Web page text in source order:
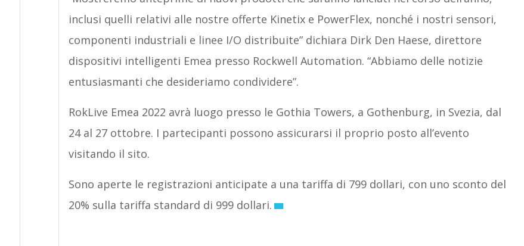
inclusi quelli relativi alle nostre offerte Kinetix e PowerFlex, nonché i nostri sensori,
componenti industriali e linee I/O distribuite” dichiara Dirk Den Haese, direttore
dispositivi intelligenti Emea presso Rockwell Automation. “Abbiamo delle notizie
entusiasmanti che desideriamo condividere”.
RokLive Emea 2022 avrà luogo presso le Gothia Towers, a Gothenburg, in Svezia, dal
24 al 27 ottobre. I partecipanti possono assicurarsi il proprio posto all’evento
visitando il sito.
Sono aperte le registrazioni anticipate a una tariffa di 799 dollari, con uno sconto del
20% sulla tariffa standard di 999 dollari.